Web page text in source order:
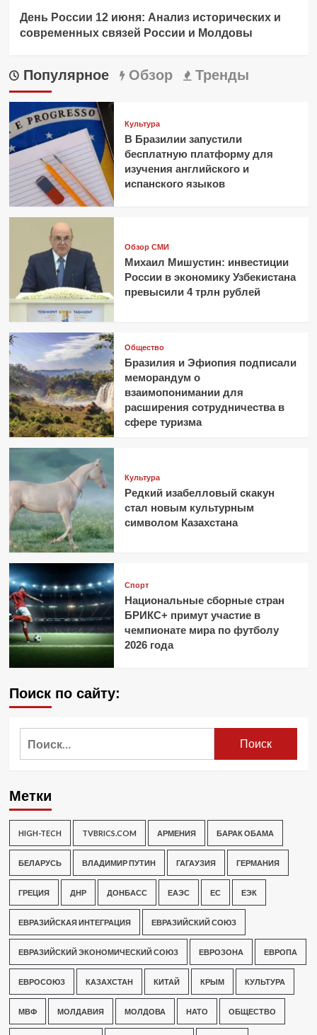
День России 12 июня: Анализ исторических и
современных связей России и Молдовы
Популярное Обзор Тренды
Культура
В Бразилии запустили
бесплатную платформу для
изучения английского и
испанского языков
Обзор СМИ
Михаил Мишустин: инвестиции
России в экономику Узбекистана
превысили 4 трлн рублей
Общество
Бразилия и Эфиопия подписали
меморандум о
взаимопонимании для
расширения сотрудничества в
сфере туризма
Культура
Редкий изабелловый скакун
стал новым культурным
символом Казахстана
Спорт
Национальные сборные стран
БРИКС+ примут участие в
чемпионате мира по футболу
2026 года
Поиск по сайту:
Метки
HIGH-TECH TVBRICS.COM АРМЕНИЯ БАРАК ОБАМА
БЕЛАРУСЬ ВЛАДИМИР ПУТИН ГАГАУЗИЯ ГЕРМАНИЯ
ГРЕЦИЯ ДНР ДОНБАСС ЕАЭС ЕС ЕЭК
ЕВРАЗИЙСКАЯ ИНТЕГРАЦИЯ ЕВРАЗИЙСКИЙ СОЮЗ
ЕВРАЗИЙСКИЙ ЭКОНОМИЧЕСКИЙ СОЮЗ ЕВРОЗОНА ЕВРОПА
ЕВРОСОЮЗ КАЗАХСТАН КИТАЙ КРЫМ КУЛЬТУРА
МВФ МОЛДАВИЯ МОЛДОВА НАТО ОБЩЕСТВО